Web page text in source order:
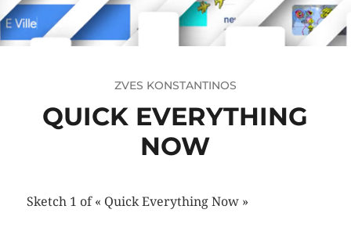
ZVES KONSTANTINOS
QUICK EVERYTHING
NOW
Sketch 1 of « Quick Everything Now »